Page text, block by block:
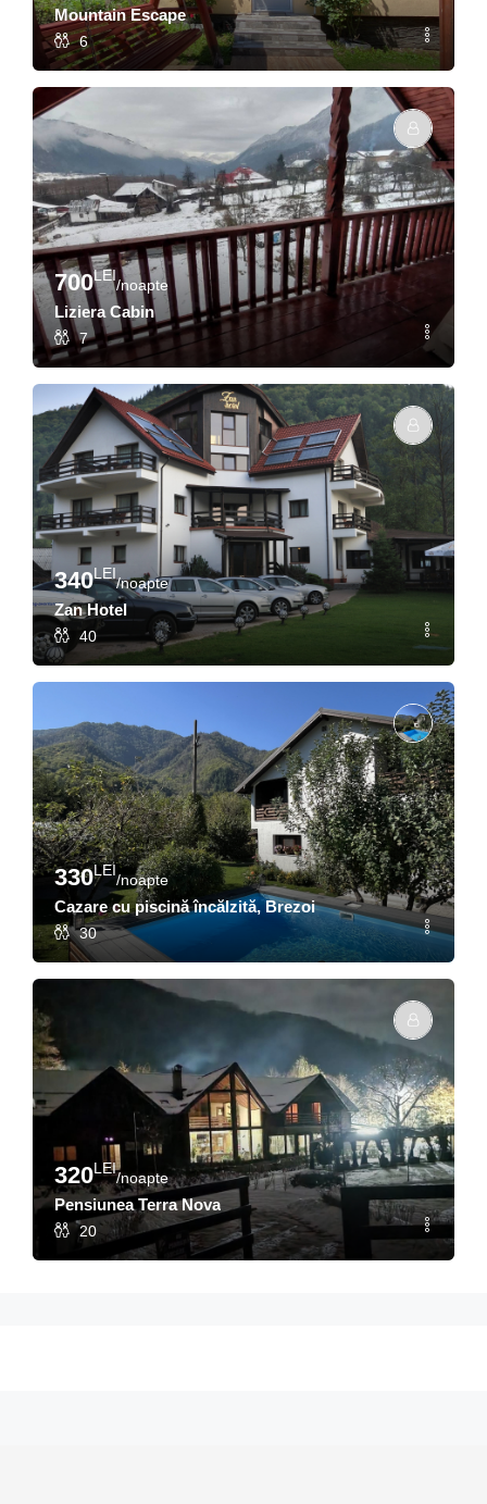
Mountain Escape
6
700LEI
/noapte
Liziera Cabin
7
340LEI
/noapte
Zan Hotel
40
330LEI
/noapte
Cazare cu piscină încălzită, Brezoi
30
320LEI
/noapte
Pensiunea Terra Nova
20